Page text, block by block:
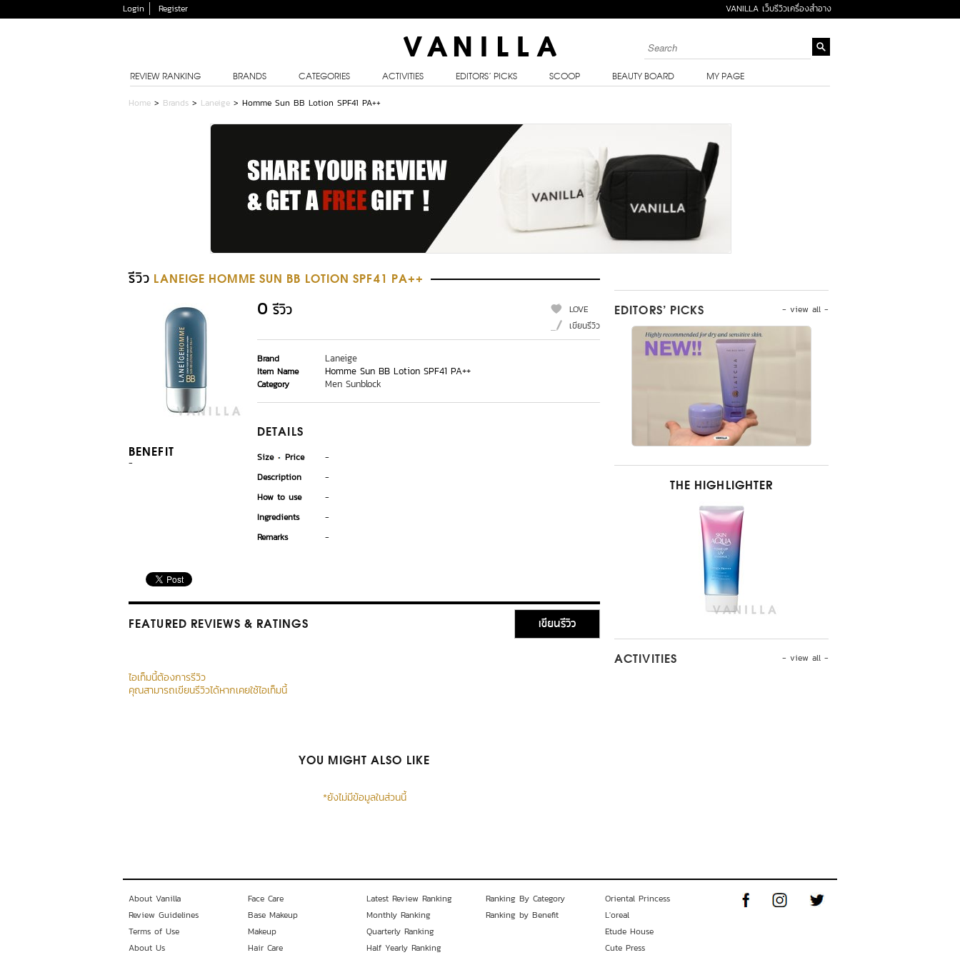
Login Register VANILLA เว็บรีวิวเครื่องสำอาง
REVIEW RANKING BRANDS CATEGORIES ACTIVITIES EDITORS’ PICKS SCOOP BEAUTY BOARD MY PAGE
Home > Brands > Laneige > Homme Sun BB Lotion SPF41 PA++
รีวิว LANEIGE HOMME SUN BB LOTION SPF41 PA++
BENEFIT
-
0 รีวิว
LOVE
เขียนรีวิว
Brand Laneige
Item Name Homme Sun BB Lotion SPF41 PA++
Category Men Sunblock
DETAILS
Size Price
-
Description
-
How to use
-
Ingredients
-
Remarks
-
FEATURED REVIEWS & RATINGS เขียนรีวิว
ไอเท็มนี้ต้องการรีวิว
คุณสามารถเขียนรีวิวได้หากเคยใช้ไอเท็มนี้
YOU MIGHT ALSO LIKE
*ยังไม่มีข้อมูลในส่วนนี้
- view all -
EDITORS’ PICKS
THE HIGHLIGHTER
- view all -
ACTIVITIES
About Vanilla
Review Guidelines
Terms of Use
About Us
Face Care
Base Makeup
Makeup
Hair Care
Latest Review Ranking
Monthly Ranking
Quarterly Ranking
Half Yearly Ranking
Ranking By Category
Ranking by Benefit
Oriental Princess
L'oreal
Etude House
Cute Press